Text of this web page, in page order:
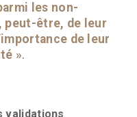
les non-
peut-être, de leur
de leur
».
validations